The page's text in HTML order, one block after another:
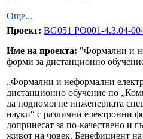
Още...
Проект: BG051 PO001-4.3.04-
Име на проекта: "Формални и
форми за дистанционно
„Формални и неформални
дистанционно обучение по
да подпомогне инженерната
науки“ с различни електронни
допринесат за по-качествено и
живот на човек. Бенефициент